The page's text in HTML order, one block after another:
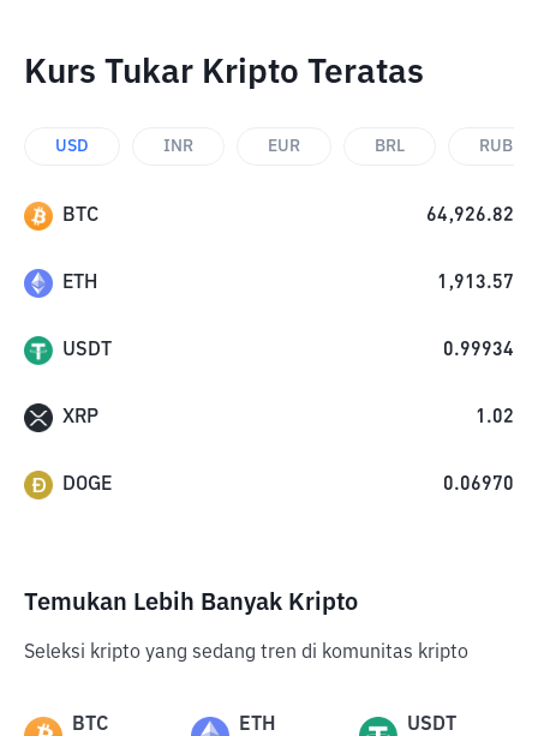
Kurs Tukar Kripto Teratas
USD INR EUR BRL RUB
BTC 64,926.82
ETH 1,913.57
USDT 0.99934
XRP 1.02
DOGE 0.06970
Temukan Lebih Banyak Kripto
Seleksi kripto yang sedang tren di komunitas kripto
BTC ETH USDT